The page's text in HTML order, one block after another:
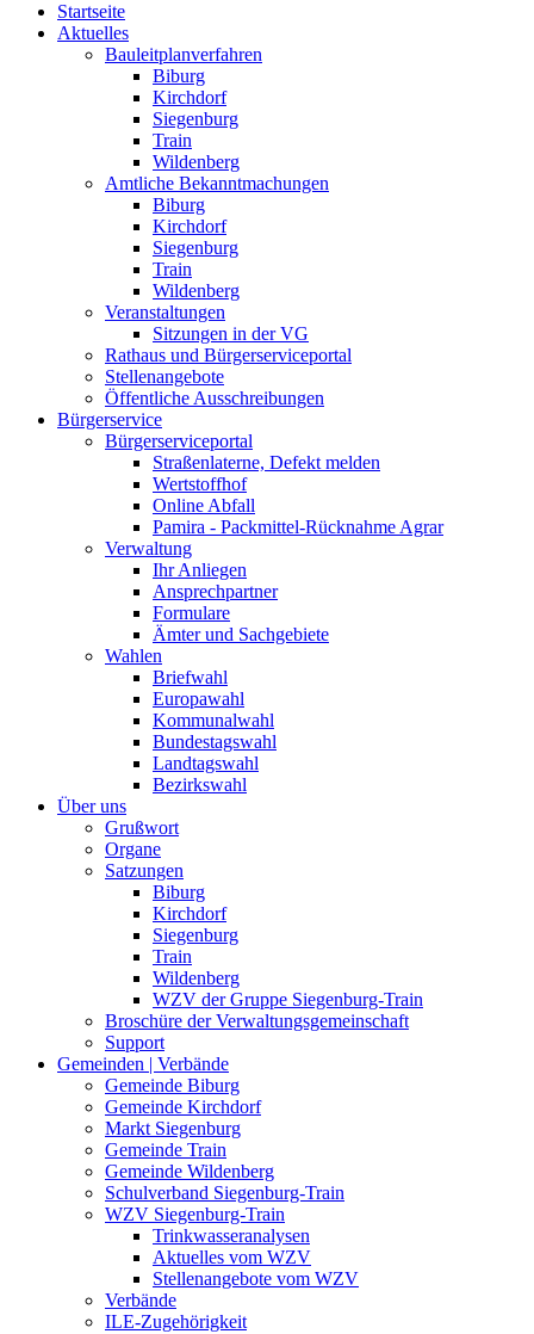
Startseite
Aktuelles
Bauleitplanverfahren
Biburg
Kirchdorf
Siegenburg
Train
Wildenberg
Amtliche Bekanntmachungen
Biburg
Kirchdorf
Siegenburg
Train
Wildenberg
Veranstaltungen
Sitzungen in der VG
Rathaus und Bürgerserviceportal
Stellenangebote
Öffentliche Ausschreibungen
Bürgerservice
Bürgerserviceportal
Straßenlaterne, Defekt melden
Wertstoffhof
Online Abfall
Pamira - Packmittel-Rücknahme Agrar
Verwaltung
Ihr Anliegen
Ansprechpartner
Formulare
Ämter und Sachgebiete
Wahlen
Briefwahl
Europawahl
Kommunalwahl
Bundestagswahl
Landtagswahl
Bezirkswahl
Über uns
Grußwort
Organe
Satzungen
Biburg
Kirchdorf
Siegenburg
Train
Wildenberg
WZV der Gruppe Siegenburg-Train
Broschüre der Verwaltungsgemeinschaft
Support
Gemeinden | Verbände
Gemeinde Biburg
Gemeinde Kirchdorf
Markt Siegenburg
Gemeinde Train
Gemeinde Wildenberg
Schulverband Siegenburg-Train
WZV Siegenburg-Train
Trinkwasseranalysen
Aktuelles vom WZV
Stellenangebote vom WZV
Verbände
ILE-Zugehörigkeit